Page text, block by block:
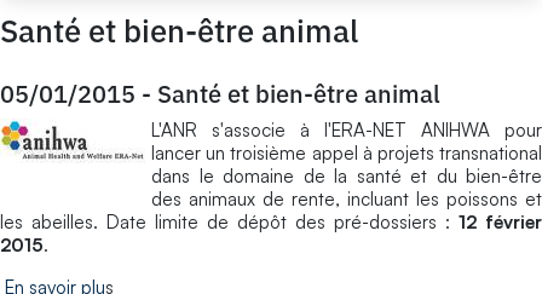
Santé et bien-être animal
05/01/2015 - Santé et bien-être animal
L'ANR s'associe à l'ERA-NET ANIHWA pour
lancer un troisième appel à projets transnational
dans le domaine de la santé et du bien-être
des animaux de rente, incluant les poissons et
les abeilles. Date limite de dépôt des pré-dossiers : 12 février
2015.
En savoir plus